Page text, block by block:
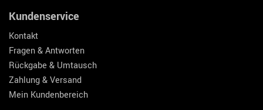
Kundenservice
Kontakt
Fragen & Antworten
Rückgabe & Umtausch
Zahlung & Versand
Mein Kundenbereich